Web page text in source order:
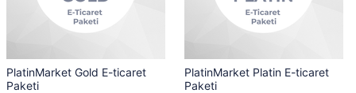
PlatinMarket Gold E-ticaret
Paketi
PlatinMarket Platin E-ticaret
Paketi